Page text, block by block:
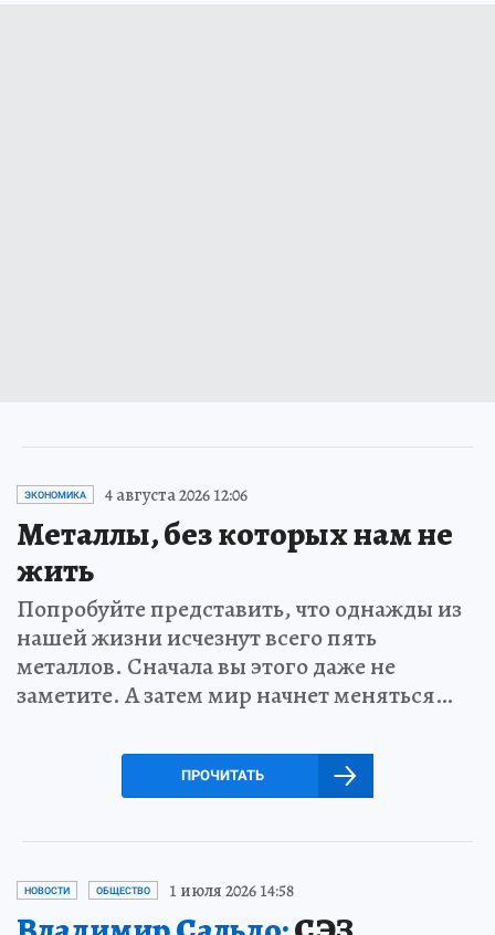
ЭКОНОМИКА 4 августа 2026 12:06
Металлы, без которых нам не
жить
Попробуйте представить, что однажды из
нашей жизни исчезнут всего пять
металлов. Сначала вы этого даже не
заметите. А затем мир начнет меняться…
ПРОЧИТАТЬ
НОВОСТИ ОБЩЕСТВО 1 июля 2026 14:58